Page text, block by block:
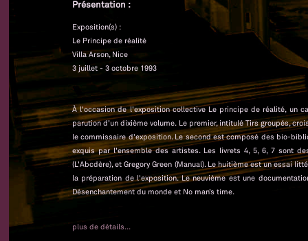
Présentation :
Exposition(s) :
Le Principe de réalité
Villa Arson, Nice
3 juillet - 3 octobre 1993
À l'occasion de l'exposition collective Le principe de réalité, un
parution d’un dixième volume. Le premier, intitulé Tirs groupés,
le commissaire d’exposition. Le second est composé des bio-
exquis par l'ensemble des artistes. Les livrets 4, 5, 6, 7 sont
(L'Abcdère), et Gregory Green (Manual). Le huitième est un essai
la préparation de l'exposition. Le neuvième est une
Désenchantement du monde et No man’s time.
plus de détails...